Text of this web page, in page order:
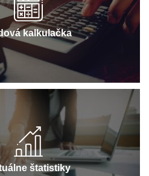
kalkulačka
štatistiky